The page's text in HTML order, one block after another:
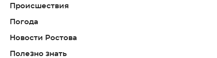
Происшествия
Погода
Новости Ростова
Полезно знать